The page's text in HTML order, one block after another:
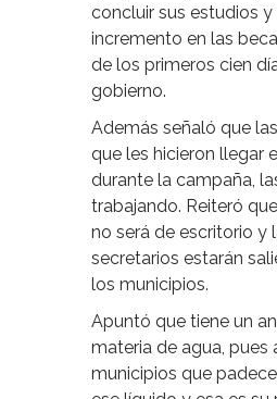
concluir sus estudios y
incremento en las
de los primeros cien
gobierno.
Además señaló que
que les hicieron llegar
durante la campaña,
trabajando. Reiteró
no será de escritorio y
secretarios estarán
los municipios.
Apuntó que tiene un
materia de agua, pues
municipios que